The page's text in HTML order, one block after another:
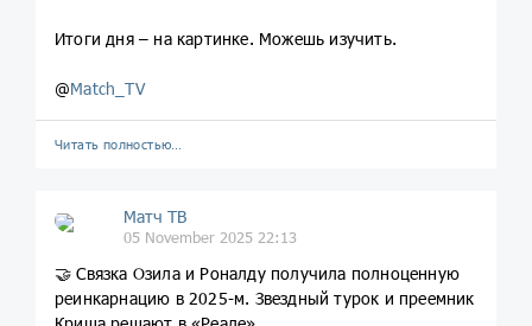
Итоги дня – на картинке. Можешь изучить.
@Match_TV
Читать полностью…
Матч ТВ
05 November 2025 22:13
🤝 Связка Озила и Роналду получила полноценную
реинкарнацию в 2025-м. Звездный турок и преемник